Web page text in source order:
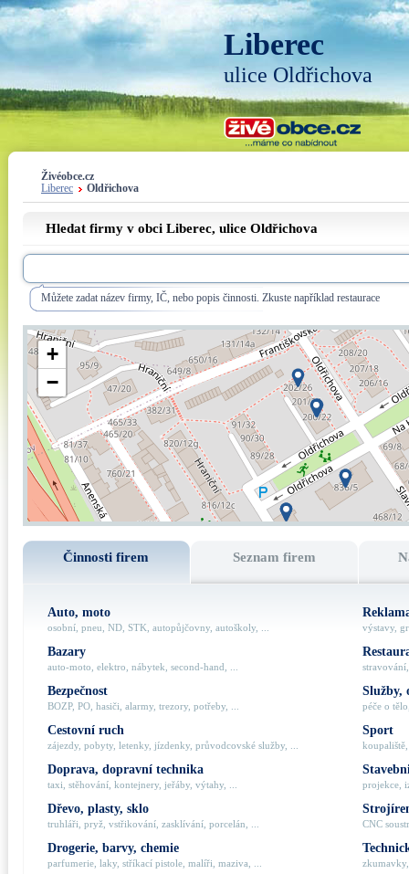
Liberec
ulice Oldřichova
Živéobce.cz
Liberec
Oldřichova
Hledat firmy v obci Liberec, ulice Oldřichova
Můžete zadat název firmy, IČ, nebo popis činnosti. Zkuste například restaurace
+
−
Činnosti firem Seznam firem
Auto, moto
osobní, pneu, ND, STK, autopůjčovny, autoškoly, ...
Bazary
auto-moto, elektro, nábytek, second-hand, ...
Bezpečnost
BOZP, PO, hasiči, alarmy, trezory, potřeby, ...
Cestovní ruch
zájezdy, pobyty, letenky, jízdenky, průvodcovské služby, ...
Doprava, dopravní technika
taxi, stěhování, kontejnery, jeřáby, výtahy, ...
Dřevo, plasty, sklo
truhláři, pryž, vstřikování, zasklívání, porcelán, ...
Drogerie, barvy, chemie
parfumerie, laky, stříkací pistole, malíři, maziva, ...
výstavy,
Služby,
péče o
Sport
projekce,
CNC